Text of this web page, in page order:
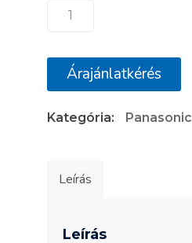
Panasonic
KIT‐
XZ20‐
ezüst
Árajánlatkérés
Kategória: Panasonic
Leírás
Leírás